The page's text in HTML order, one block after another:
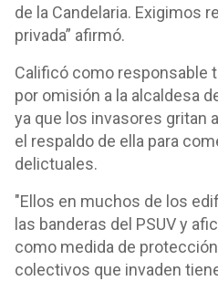
de la Candelaria. Exigimos
privada” afirmó.
Calificó como responsable
por omisión a la alcaldesa
ya que los invasores gritan
el respaldo de ella para
delictuales.
"Ellos en muchos de los
las banderas del PSUV y
como medida de
colectivos que invaden